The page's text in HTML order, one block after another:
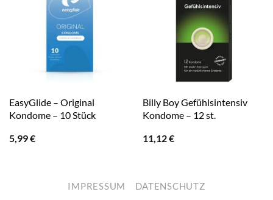
EasyGlide – Original
Kondome – 10 Stück
5,99€
Billy Boy Gefühlsintensiv
Kondome – 12 st.
11,12€
IMPRESSUM DATENSCHUTZ